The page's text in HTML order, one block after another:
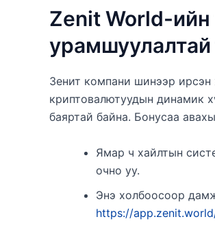
Zenit World-ийн
Зенит компани шинээр ирсэн
криптовалютуудын динамик
баяртай байна. Бонусаа
Ямар ч хайлтын
очно уу.
Энэ холбоосоор
https://